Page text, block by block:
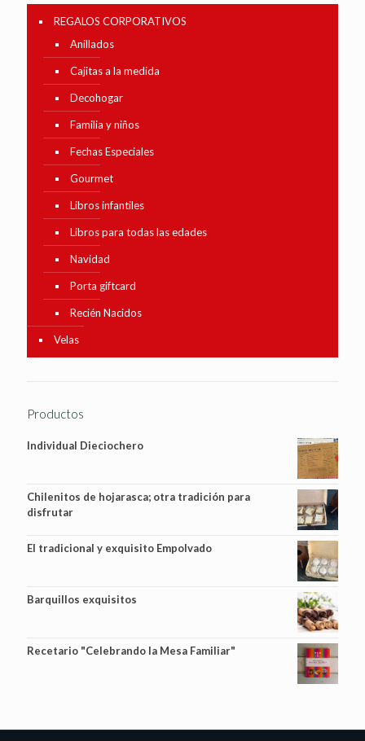
REGALOS CORPORATIVOS
Anillados
Cajitas a la medida
Decohogar
Familia y niños
Fechas Especiales
Gourmet
Libros infantiles
Libros para todas las edades
Navidad
Porta giftcard
Recién Nacidos
Velas
Productos
Individual Dieciochero
Chilenitos de hojarasca; otra tradición para
disfrutar
El tradicional y exquisito Empolvado
Barquillos exquisitos
Recetario "Celebrando la Mesa Familiar"